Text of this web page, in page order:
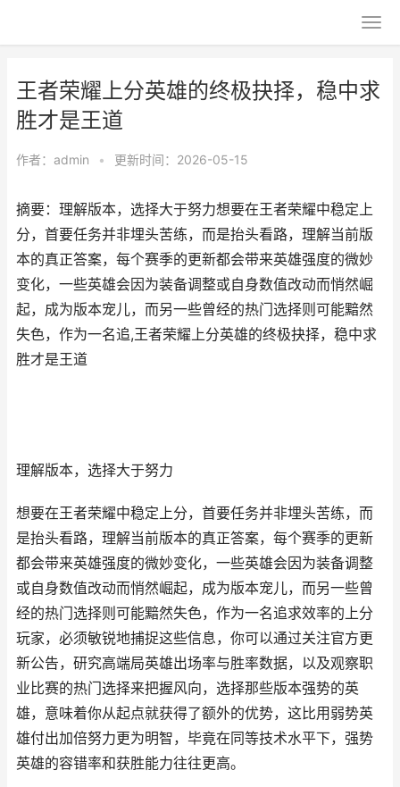
王者荣耀上分英雄的终极抉择，稳中求
胜才是王道
作者： admin • 更新时间：2026-05-15
摘要：理解版本，选择大于努力想要在王者荣耀中稳定上
分，首要任务并非埋头苦练，而是抬头看路，理解当前版
本的真正答案，每个赛季的更新都会带来英雄强度的微妙
变化，一些英雄会因为装备调整或自身数值改动而悄然崛
起，成为版本宠儿，而另一些曾经的热门选择则可能黯然
失色，作为一名追,王者荣耀上分英雄的终极抉择，稳中求
胜才是王道
理解版本，选择大于努力
想要在王者荣耀中稳定上分，首要任务并非埋头苦练，而
是抬头看路，理解当前版本的真正答案，每个赛季的更新
都会带来英雄强度的微妙变化，一些英雄会因为装备调整
或自身数值改动而悄然崛起，成为版本宠儿，而另一些曾
经的热门选择则可能黯然失色，作为一名追求效率的上分
玩家，必须敏锐地捕捉这些信息，你可以通过关注官方更
新公告，研究高端局英雄出场率与胜率数据，以及观察职
业比赛的热门选择来把握风向，选择那些版本强势的英
雄，意味着你从起点就获得了额外的优势，这比用弱势英
雄付出加倍努力更为明智，毕竟在同等技术水平下，强势
英雄的容错率和获胜能力往往更高。